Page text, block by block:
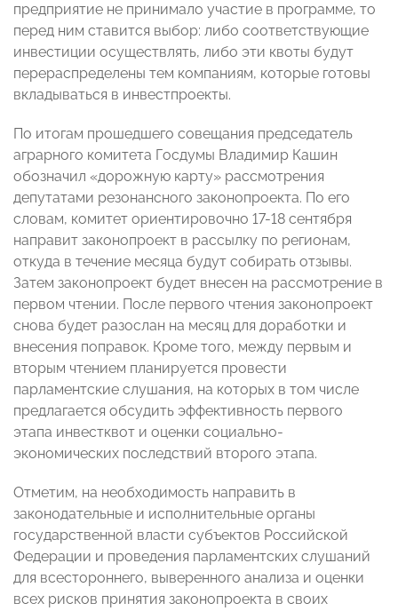
предприятие не принимало участие в программе, то
перед ним ставится выбор: либо соответствующие
инвестиции осуществлять, либо эти квоты будут
перераспределены тем компаниям, которые готовы
вкладываться в инвестпроекты.
По итогам прошедшего совещания председатель
аграрного комитета Госдумы Владимир Кашин
обозначил «дорожную карту» рассмотрения
депутатами резонансного законопроекта. По его
словам, комитет ориентировочно 17-18 сентября
направит законопроект в рассылку по регионам,
откуда в течение месяца будут собирать отзывы.
Затем законопроект будет внесен на рассмотрение в
первом чтении. После первого чтения законопроект
снова будет разослан на месяц для доработки и
внесения поправок. Кроме того, между первым и
вторым чтением планируется провести
парламентские слушания, на которых в том числе
предлагается обсудить эффективность первого
этапа инвестквот и оценки социально-
экономических последствий второго этапа.
Отметим, на необходимость направить в
законодательные и исполнительные органы
государственной власти субъектов Российской
Федерации и проведения парламентских слушаний
для всестороннего, выверенного анализа и оценки
всех рисков принятия законопроекта в своих